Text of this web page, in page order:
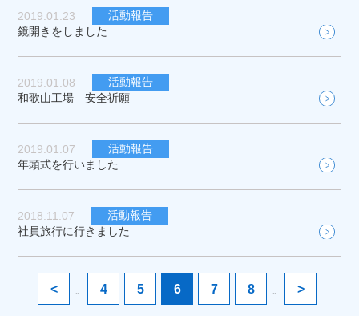
2019.01.23
活動報告
鏡開きをしました
2019.01.08
活動報告
和歌山工場 安全祈願
2019.01.07
活動報告
年頭式を行いました
2018.11.07
活動報告
社員旅行に行きました
< 4 5 6 7 8 >